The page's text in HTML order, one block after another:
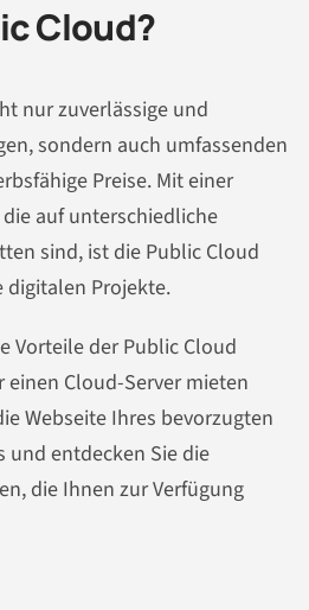
Cloud?
nur zuverlässige und
sondern auch umfassenden
Preise. Mit einer
auf unterschiedliche
sind, ist die Public Cloud
digitalen Projekte.
Vorteile der Public Cloud
Cloud-Server mieten
Webseite Ihres bevorzugten
und entdecken Sie die
die Ihnen zur Verfügung